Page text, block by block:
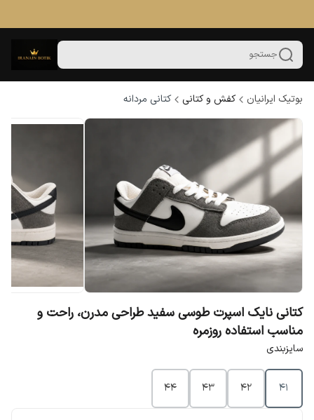
جستجو
بوتیک ایرانیان کفش و کتانی کتانی مردانه
کتانی نایک اسپرت طوسی سفید طراحی مدرن، راحت و
مناسب استفاده روزمره
سایزبندی
41
42
43
44